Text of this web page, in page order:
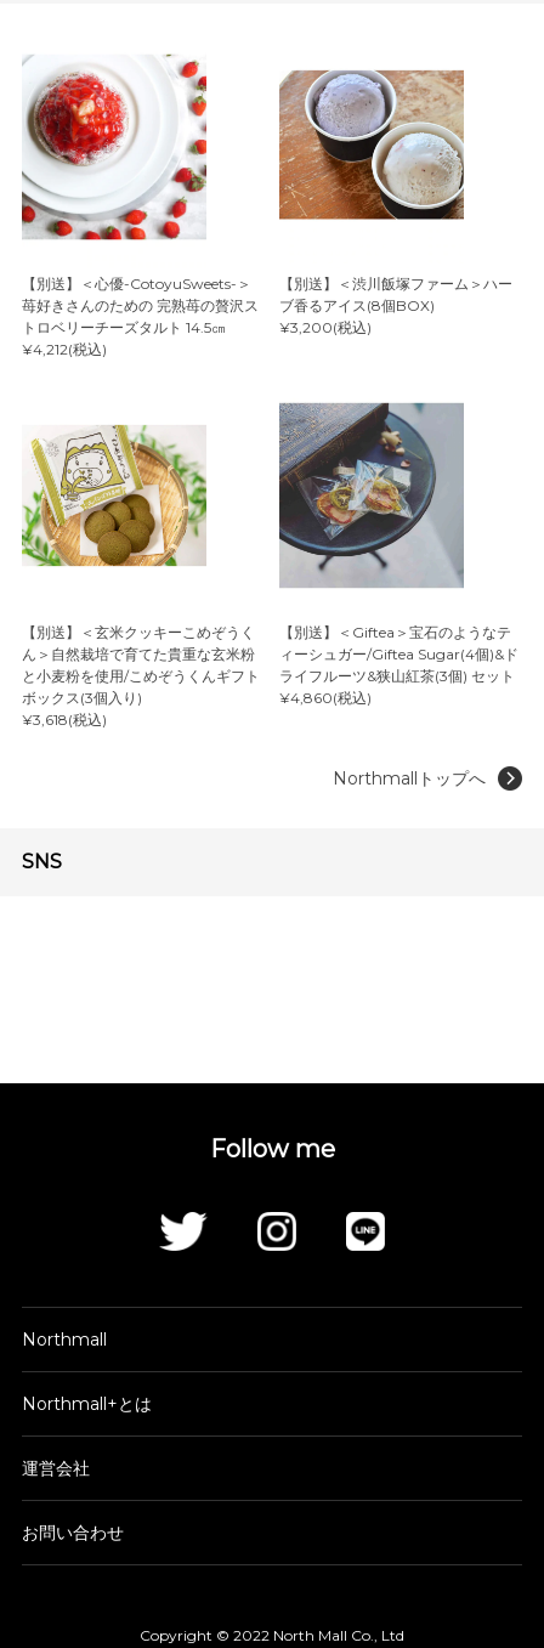
【別送】＜心優-CotoyuSweets-＞
苺好きさんのための 完熟苺の贅沢ス
トロベリーチーズタルト 14.5㎝
¥4,212(税込)
【別送】＜渋川飯塚ファーム＞ハー
ブ香るアイス(8個BOX)
¥3,200(税込)
【別送】＜玄米クッキーこめぞうく
ん＞自然栽培で育てた貴重な玄米粉
と小麦粉を使用/こめぞうくんギフト
ボックス(3個入り)
¥3,618(税込)
【別送】＜Giftea＞宝石のようなテ
ィーシュガー/Giftea Sugar(4個)&ド
ライフルーツ&狭山紅茶(3個) セット
¥4,860(税込)
Northmallトップへ
SNS
Follow me
Northmall
Northmall+とは
運営会社
お問い合わせ
Copyright © 2022 North Mall Co., Ltd